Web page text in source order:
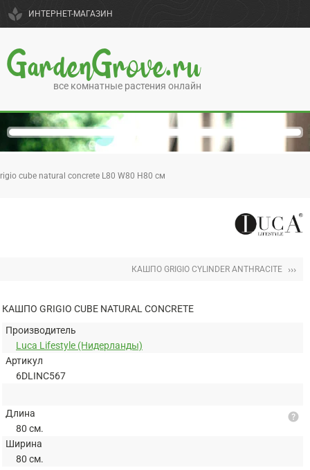
spa ИНТЕРНЕТ-МАГАЗИН
GardenGrove.ru
все комнатные растения онлайн
cube natural concrete L80 W80 H80 см
КАШПО GRIGIO CYLINDER ANTHRACITE ›››
КАШПО GRIGIO CUBE NATURAL CONCRETE
Производитель
Luca Lifestyle (Нидерланды)
Артикул
6DLINC567
Длина
80 см.
Ширина
80 см.
help